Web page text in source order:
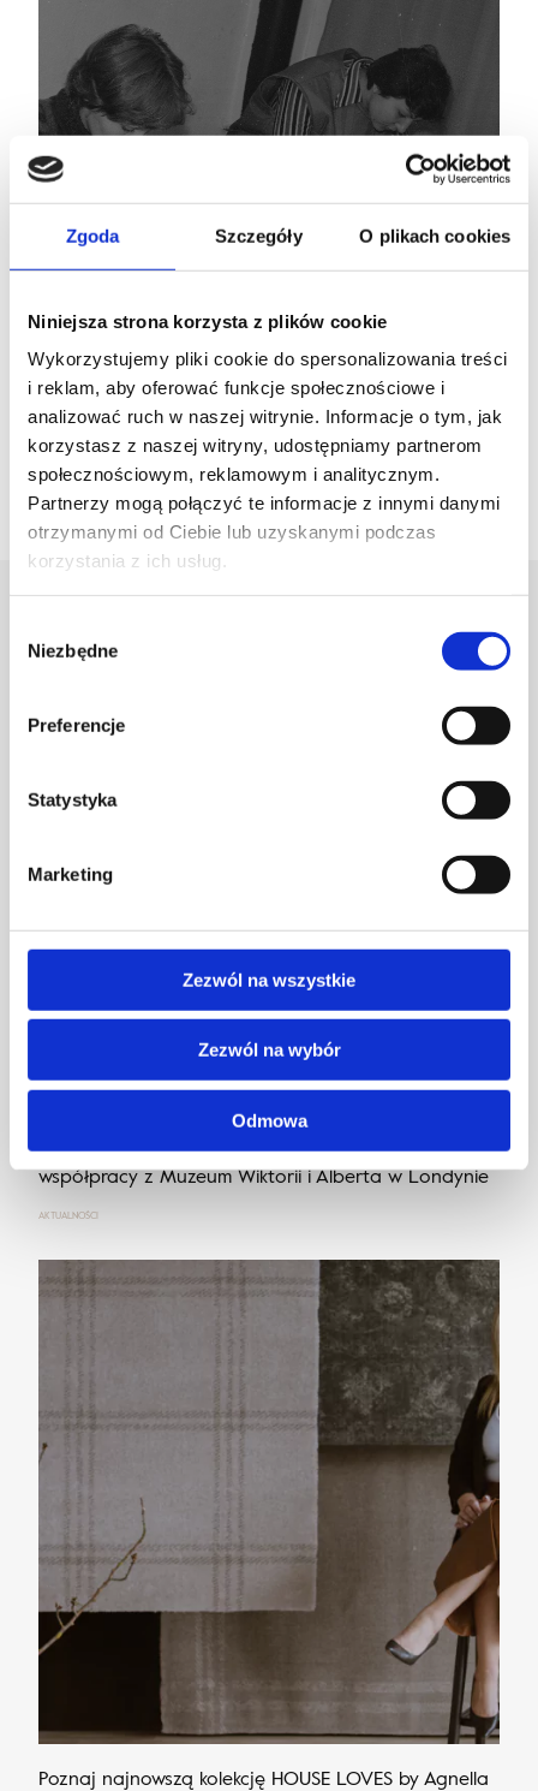
Zgoda Szczegóły O plikach cookies
Niniejsza strona korzysta z plików cookie
Wykorzystujemy pliki cookie do spersonalizowania treści
i reklam, aby oferować funkcje społecznościowe i
analizować ruch w naszej witrynie. Informacje o tym, jak
korzystasz z naszej witryny, udostępniamy partnerom
społecznościowym, reklamowym i analitycznym.
Partnerzy mogą połączyć te informacje z innymi danymi
otrzymanymi od Ciebie lub uzyskanymi podczas
korzystania z ich usług.
zgody
Niezbędne
Preferencje
Statystyka
Marketing
Zezwól na wszystkie
Zezwól na wybór
Odmowa
Historia marki Agnella to historia napisana przez
Trendy i inspiracje
Sztuka w dywanowym wydaniu, czyli Agnella we
współpracy z Muzeum Wiktorii i Alberta w Londynie
AKTUALNOŚCI
Poznaj najnowszą kolekcję HOUSE LOVES by Agnella